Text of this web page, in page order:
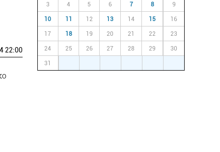
22:00
3 4 5 6 7 8 9
10 11 12 13 14 15 16
17 18 19 20 21 22 23
24 25 26 27 28 29 30
31